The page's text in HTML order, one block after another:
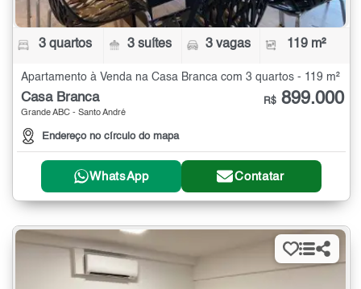
3 quartos 3 suítes 3 vagas 119 m²
Apartamento à Venda na Casa Branca com 3 quartos - 119 m²
Casa Branca
Grande ABC - Santo André
Endereço no círculo do mapa
R$ 899.000
WhatsApp Contatar